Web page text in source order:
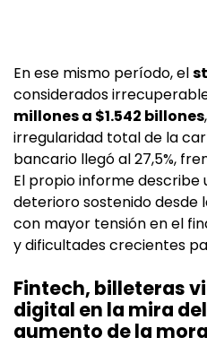
En ese mismo período, el
considerados
millones a $1.542 billones
irregularidad total de la
bancario llegó al 27,5%,
El propio informe describe
deterioro sostenido desde
con mayor tensión en el
y dificultades crecientes
Fintech, billeteras
digital en la mira del
aumento de la mora